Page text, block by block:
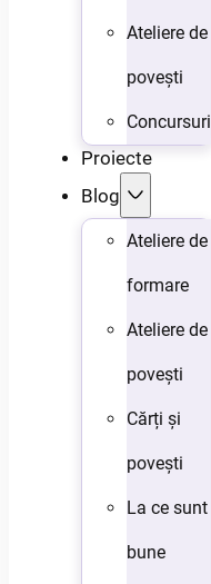
Ateliere de
povești
Concursuri
Proiecte
Blog
Ateliere de
formare
Ateliere de
povești
Cărți și
povești
La ce sunt
bune